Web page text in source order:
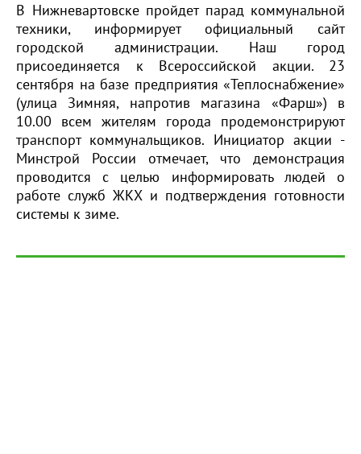
В Нижневартовске пройдет парад коммунальной
техники, информирует официальный сайт
городской администрации. Наш город
присоединяется к Всероссийской акции. 23
сентября на базе предприятия «Теплоснабжение»
(улица Зимняя, напротив магазина «Фарш») в
10.00 всем жителям города продемонстрируют
транспорт коммунальщиков. Инициатор акции -
Минстрой России отмечает, что демонстрация
проводится с целью информировать людей о
работе служб ЖКХ и подтверждения готовности
системы к зиме.